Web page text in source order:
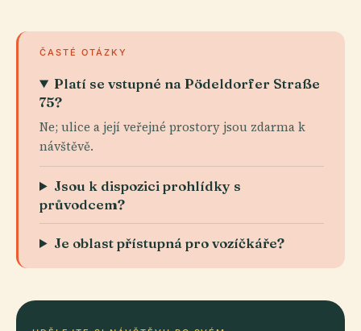
ČASTÉ OTÁZKY
Platí se vstupné na Pödeldorfer Straße
75?
Ne; ulice a její veřejné prostory jsou zdarma k
návštěvě.
Jsou k dispozici prohlídky s
průvodcem?
Je oblast přístupná pro vozíčkáře?